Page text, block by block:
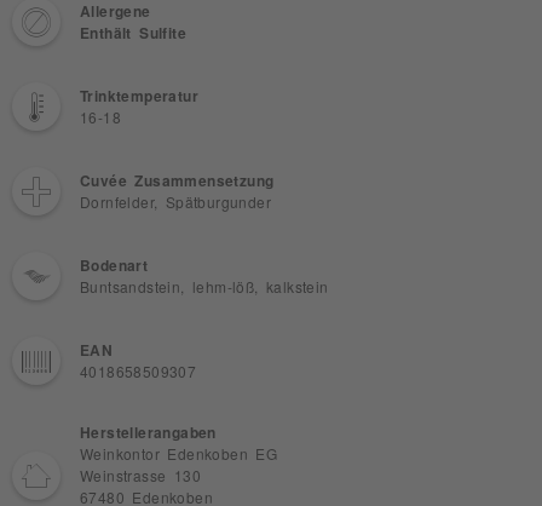
Allergene
Enthält Sulfite
Trinktemperatur
16-18
Cuvée Zusammensetzung
Dornfelder, Spätburgunder
Bodenart
Buntsandstein, lehm-löß, kalkstein
EAN
4018658509307
Herstellerangaben
Weinkontor Edenkoben EG
Weinstrasse 130
67480 Edenkoben